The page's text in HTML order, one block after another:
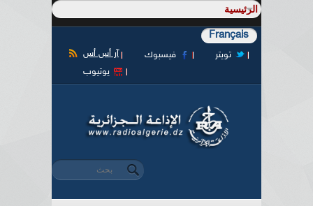
Français
آر أس أس فيسبوك
تويتر
يوتيوب
استمارة البحث
‏بحث ‏